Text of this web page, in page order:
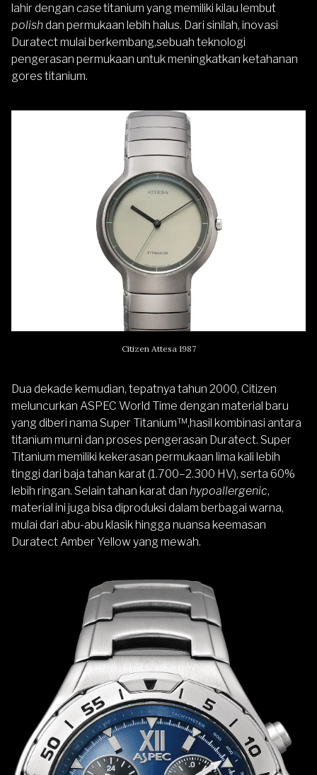
lahir dengan casetitanium yang memiliki kilau lembut
polishdan permukaan lebih halus. Dari sinilah, inovasi
Duratect mulai berkembang,sebuah teknologi
pengerasan permukaan untuk meningkatkan ketahanan
gores titanium.
Citizen Attesa 1987
Dua dekade kemudian, tepatnya tahun 2000, Citizen
meluncurkan ASPEC World Time dengan material baru
yang diberi nama Super Titanium™,hasil kombinasi antara
titanium murni dan proses pengerasan Duratect. Super
Titanium memiliki kekerasan permukaan lima kali lebih
tinggi dari baja tahan karat (1.700–2.300 HV), serta 60%
lebih ringan. Selain tahan karat dan hypoallergenic,
material ini juga bisa diproduksi dalam berbagai warna,
mulai dari abu-abu klasik hingga nuansa keemasan
Duratect Amber Yellow yang mewah.